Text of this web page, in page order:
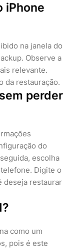
iPhone
na janela do
Observe a
relevante.
da restauração.
perder
do
escolha
Digite o
deseja restaurar
como um
pois é este